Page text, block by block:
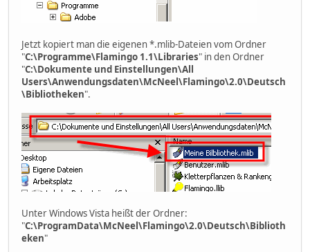
Jetzt kopiert man die eigenen *.mlib-Dateien vom Ordner
"C:\Programme\Flamingo 1.1\Libraries" in den Ordner
"C:\Dokumente und Einstellungen\All
Users\Anwendungsdaten\McNeel\Flamingo\2.0\Deutsch
\Bibliotheken".
Unter Windows Vista heißt der Ordner:
"C:\ProgramData\McNeel\Flamingo\2.0\Deutsch\Biblioth
eken"